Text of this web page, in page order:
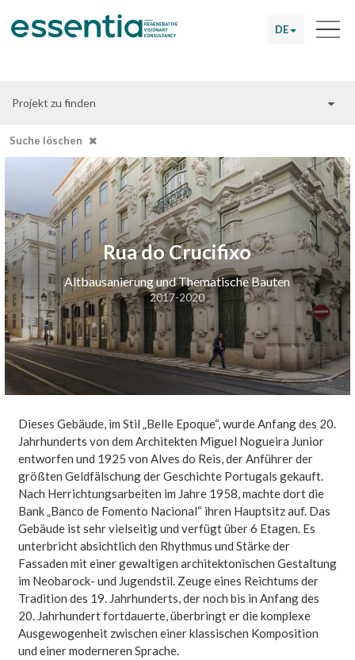
DE
Projekt zu finden
Suche löschen
Rua do Crucifixo
Altbausanierung und Thematische Bauten
2017-2020
Dieses Gebäude, im Stil „Belle Epoque“, wurde Anfang des 20.
Jahrhunderts von dem Architekten Miguel Nogueira Junior
entworfen und 1925 von Alves do Reis, der Anführer der
größten Geldfälschung der Geschichte Portugals gekauft.
Nach Herrichtungsarbeiten im Jahre 1958, machte dort die
Bank „Banco de Fomento Nacional“ ihren Hauptsitz auf. Das
Gebäude ist sehr vielseitig und verfügt über 6 Etagen. Es
unterbricht absichtlich den Rhythmus und Stärke der
Fassaden mit einer gewaltigen architektonischen Gestaltung
im Neobarock- und Jugendstil. Zeuge eines Reichtums der
Tradition des 19. Jahrhunderts, der noch bis in Anfang des
20. Jahrhundert fortdauerte, überbringt er die komplexe
Ausgewogenheit zwischen einer klassischen Komposition
und einer moderneren Sprache.